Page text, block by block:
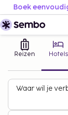
Boek
Reizen Hotels
Waar wil je